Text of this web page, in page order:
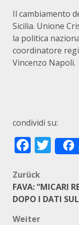
Il cambiamento
Sicilia. Unione
la politica
coordinatore
Vincenzo Napoli.
condividi su:
Zurück
FAVA: “MICARI
DOPO I DATI
Weiter